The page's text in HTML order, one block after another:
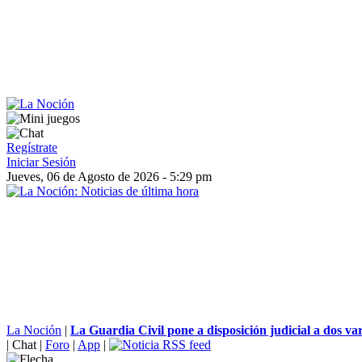
Regístrate
Iniciar Sesión
Jueves, 06 de Agosto de 2026 - 5:29 pm
La Noción | La Guardia Civil pone a disposición judicial a dos
| Chat | Foro | App |